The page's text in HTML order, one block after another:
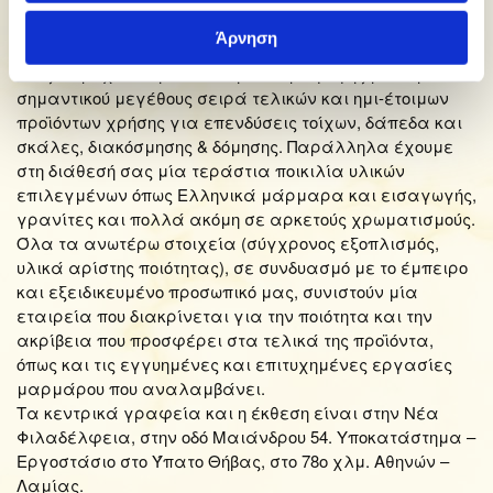
Άρνηση
Φρέζα
Μας παρέχουν τη δυνατότητα παραγωγής μία αρκετά
σημαντικού μεγέθους σειρά τελικών και ημι-έτοιμων
προϊόντων χρήσης για επενδύσεις τοίχων, δάπεδα και
σκάλες, διακόσμησης & δόμησης. Παράλληλα έχουμε
στη διάθεσή σας μία τεράστια ποικιλία υλικών
επιλεγμένων όπως Ελληνικά μάρμαρα και εισαγωγής,
γρανίτες και πολλά ακόμη σε αρκετούς χρωματισμούς.
Όλα τα ανωτέρω στοιχεία (σύγχρονος εξοπλισμός,
υλικά αρίστης ποιότητας), σε συνδυασμό με το έμπειρο
και εξειδικευμένο προσωπικό μας, συνιστούν μία
εταιρεία που διακρίνεται για την ποιότητα και την
ακρίβεια που προσφέρει στα τελικά της προϊόντα,
όπως και τις εγγυημένες και επιτυχημένες εργασίες
μαρμάρου που αναλαμβάνει.
Τα κεντρικά γραφεία και η έκθεση είναι στην Νέα
Φιλαδέλφεια, στην οδό Μαιάνδρου 54. Υποκατάστημα –
Εργοστάσιο στο Ύπατο Θήβας, στο 78ο χλμ. Αθηνών –
Λαμίας.